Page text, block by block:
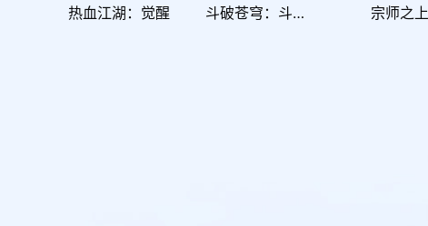
热血江湖：觉醒 斗破苍穹：斗帝之路 宗师之上